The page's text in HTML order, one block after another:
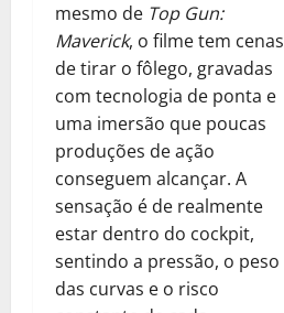
mesmo de Top Gun:
Maverick, o filme tem cenas
de tirar o fôlego, gravadas
com tecnologia de ponta e
uma imersão que poucas
produções de ação
conseguem alcançar. A
sensação é de realmente
estar dentro do cockpit,
sentindo a pressão, o peso
das curvas e o risco